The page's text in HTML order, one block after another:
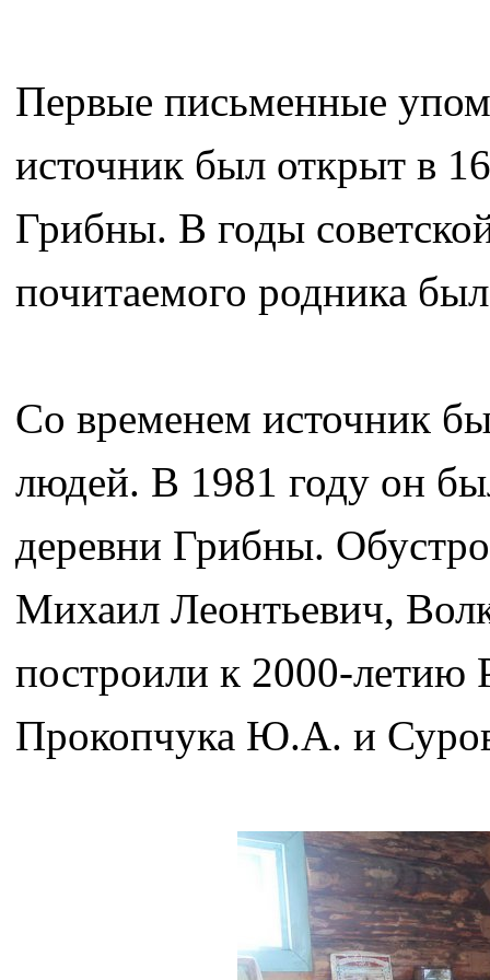
Первые письменные
источник был открыт в
Грибны. В годы
почитаемого родника
Со временем источник
людей. В 1981 году он
деревни Грибны.
Михаил Леонтьевич,
построили к 2000-летию
Прокопчука Ю.А. и